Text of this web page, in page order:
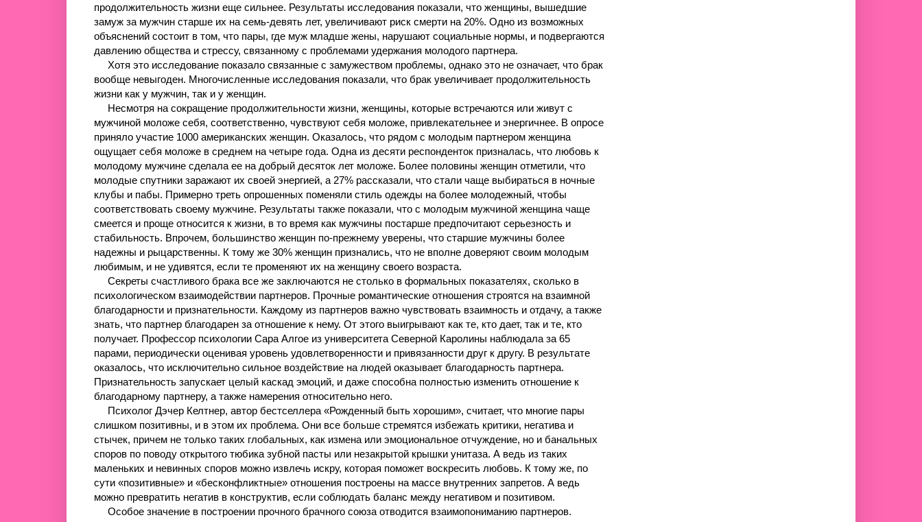
продолжительность жизни еще сильнее. Результаты исследования показали, что женщины, вышедшие
замуж за мужчин старше их на семь-девять лет, увеличивают риск смерти на 20%. Одно из возможных
объяснений состоит в том, что пары, где муж младше жены, нарушают социальные нормы, и подвергаются
давлению общества и стрессу, связанному с проблемами удержания молодого партнера.
Хотя это исследование показало связанные с замужеством проблемы, однако это не означает, что брак
вообще невыгоден. Многочисленные исследования показали, что брак увеличивает продолжительность
жизни как у мужчин, так и у женщин.
Несмотря на сокращение продолжительности жизни, женщины, которые встречаются или живут с
мужчиной моложе себя, соответственно, чувствуют себя моложе, привлекательнее и энергичнее. В опросе
приняло участие 1000 американских женщин. Оказалось, что рядом с молодым партнером женщина
ощущает себя моложе в среднем на четыре года. Одна из десяти респонденток призналась, что любовь к
молодому мужчине сделала ее на добрый десяток лет моложе. Более половины женщин отметили, что
молодые спутники заражают их своей энергией, а 27% рассказали, что стали чаще выбираться в ночные
клубы и пабы. Примерно треть опрошенных поменяли стиль одежды на более молодежный, чтобы
соответствовать своему мужчине. Результаты также показали, что с молодым мужчиной женщина чаще
смеется и проще относится к жизни, в то время как мужчины постарше предпочитают серьезность и
стабильность. Впрочем, большинство женщин по-прежнему уверены, что старшие мужчины более
надежны и рыцарственны. К тому же 30% женщин признались, что не вполне доверяют своим молодым
любимым, и не удивятся, если те променяют их на женщину своего возраста.
Секреты счастливого брака все же заключаются не столько в формальных показателях, сколько в
психологическом взаимодействии партнеров. Прочные романтические отношения строятся на взаимной
благодарности и признательности. Каждому из партнеров важно чувствовать взаимность и отдачу, а также
знать, что партнер благодарен за отношение к нему. От этого выигрывают как те, кто дает, так и те, кто
получает. Профессор психологии Сара Алгое из университета Северной Каролины наблюдала за 65
парами, периодически оценивая уровень удовлетворенности и привязанности друг к другу. В результате
оказалось, что исключительно сильное воздействие на людей оказывает благодарность партнера.
Признательность запускает целый каскад эмоций, и даже способна полностью изменить отношение к
благодарному партнеру, а также намерения относительно него.
Психолог Дэчер Келтнер, автор бестселлера «Рожденный быть хорошим», считает, что многие пары
слишком позитивны, и в этом их проблема. Они все больше стремятся избежать критики, негатива и
стычек, причем не только таких глобальных, как измена или эмоциональное отчуждение, но и банальных
споров по поводу открытого тюбика зубной пасты или незакрытой крышки унитаза. А ведь из таких
маленьких и невинных споров можно извлечь искру, которая поможет воскресить любовь. К тому же, по
сути «позитивные» и «бесконфликтные» отношения построены на массе внутренних запретов. А ведь
можно превратить негатив в конструктив, если соблюдать баланс между негативом и позитивом.
Особое значение в построении прочного брачного союза отводится взаимопониманию партнеров.